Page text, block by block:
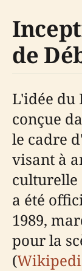
de
L'idée du
conçue
le cadre
visant à
culturelle
a été
1989,
pour la
(